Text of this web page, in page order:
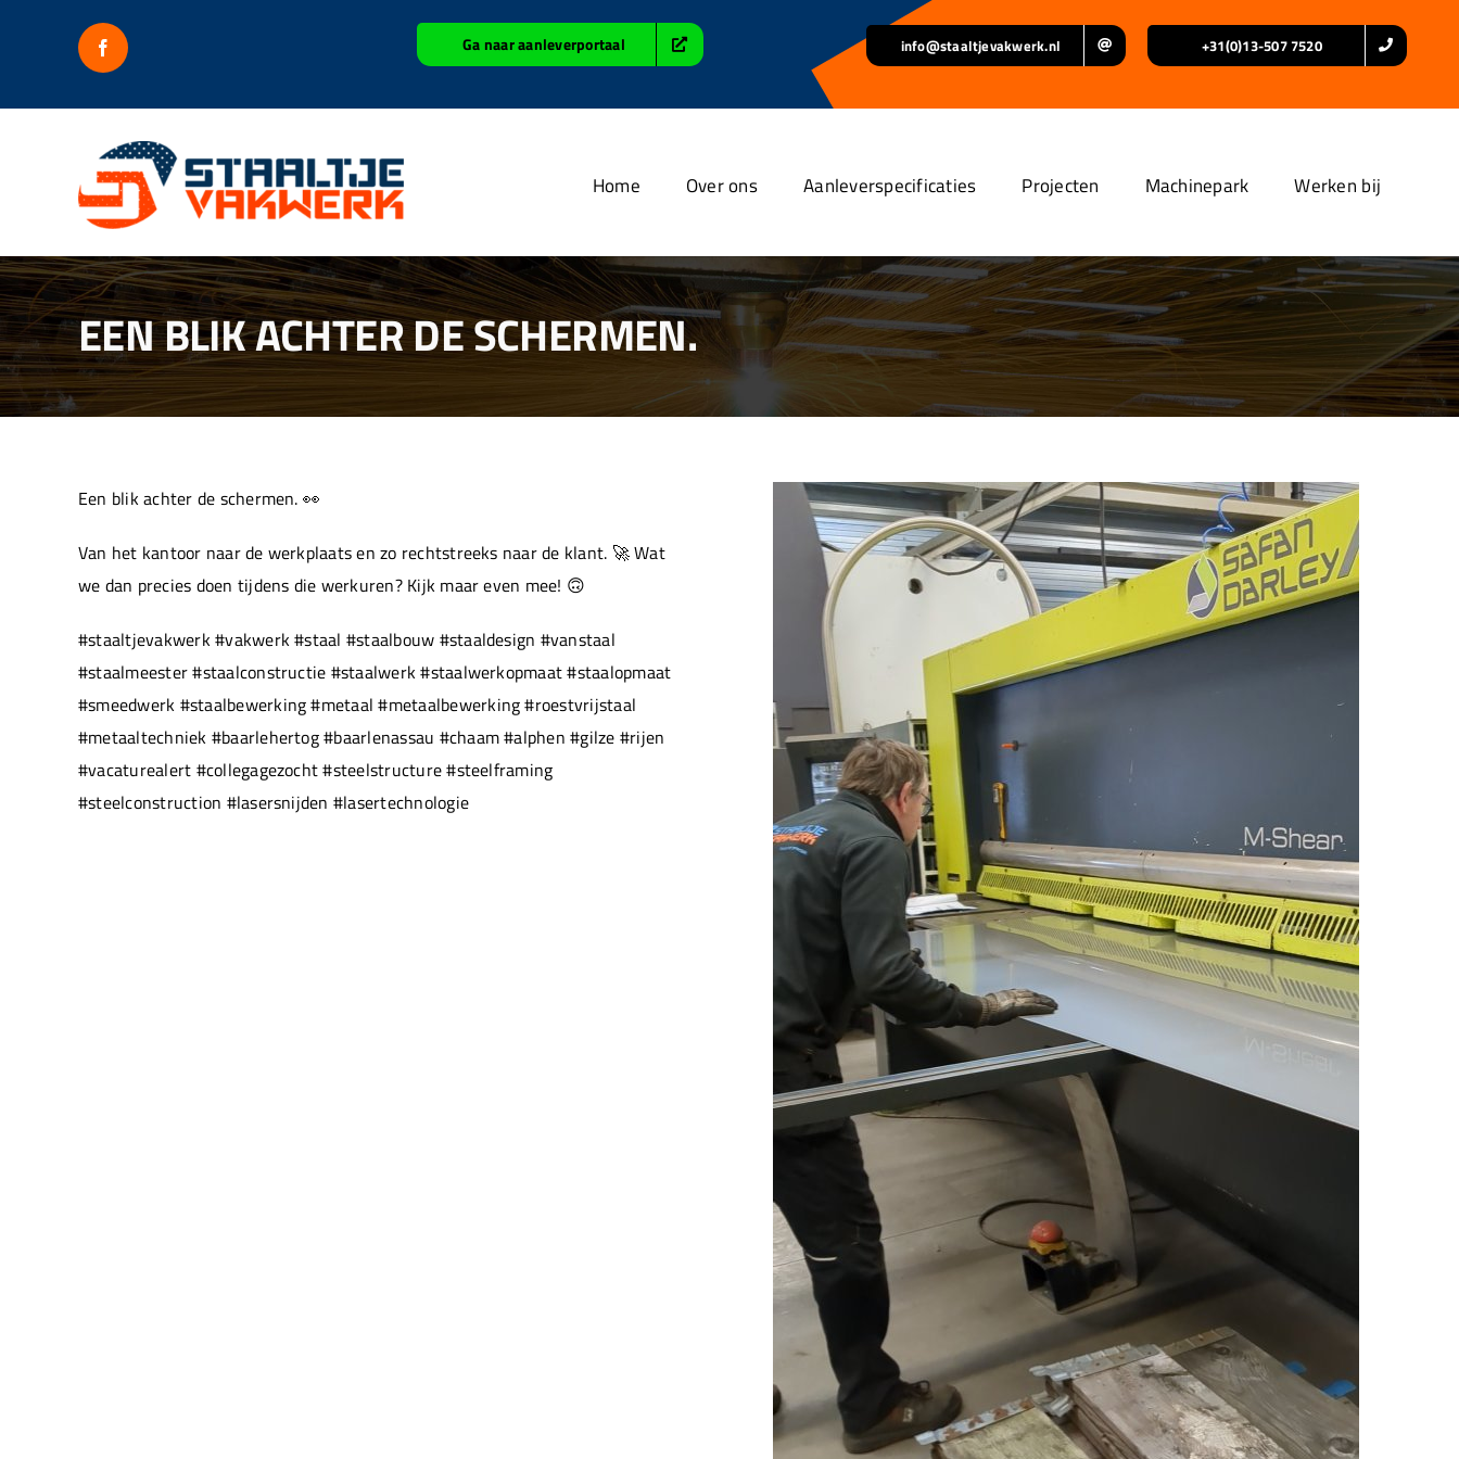
Ga naar aanleverportaal info@staaltjevakwerk.nl +31(0)13-507 7520
Home Over ons Aanleverspecificaties Projecten Machinepark Werken bij
EEN BLIK ACHTER DE SCHERMEN.
Een blik achter de schermen. 👀
Van het kantoor naar de werkplaats en zo rechtstreeks naar de klant. 🚀 Wat
we dan precies doen tijdens die werkuren? Kijk maar even mee! 🙃
#staaltjevakwerk #vakwerk #staal #staalbouw #staaldesign #vanstaal
#staalmeester #staalconstructie #staalwerk #staalwerkopmaat #staalopmaat
#smeedwerk #staalbewerking #metaal #metaalbewerking #roestvrijstaal
#metaaltechniek #baarlehertog #baarlenassau #chaam #alphen #gilze #rijen
#vacaturealert #collegagezocht #steelstructure #steelframing
#steelconstruction #lasersnijden #lasertechnologie